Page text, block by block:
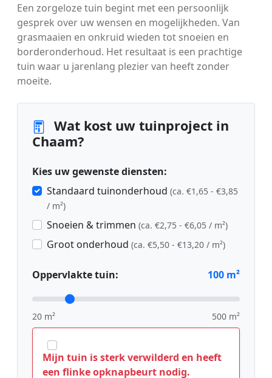
Een zorgeloze tuin begint met een persoonlijk
gesprek over uw wensen en mogelijkheden. Van
grasmaaien en onkruid wieden tot snoeien en
borderonderhoud. Het resultaat is een prachtige
tuin waar u jarenlang plezier van heeft zonder
moeite.
Wat kost uw tuinproject in
Chaam?
Kies uw gewenste diensten:
Standaard tuinonderhoud (ca. €1,65 - €3,85
/ m²)
Snoeien & trimmen (ca. €2,75 - €6,05 / m²)
Groot onderhoud (ca. €5,50 - €13,20 / m²)
Oppervlakte tuin: 100 m²
20 m² 500 m²
Mijn tuin is sterk verwilderd en heeft
een flinke opknapbeurt nodig.